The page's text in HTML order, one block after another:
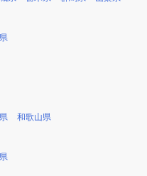
和歌山県